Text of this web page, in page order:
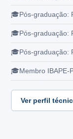
Pós-graduação:
Pós-graduação:
Pós-graduação:
Membro IBAPE-
Ver perfil